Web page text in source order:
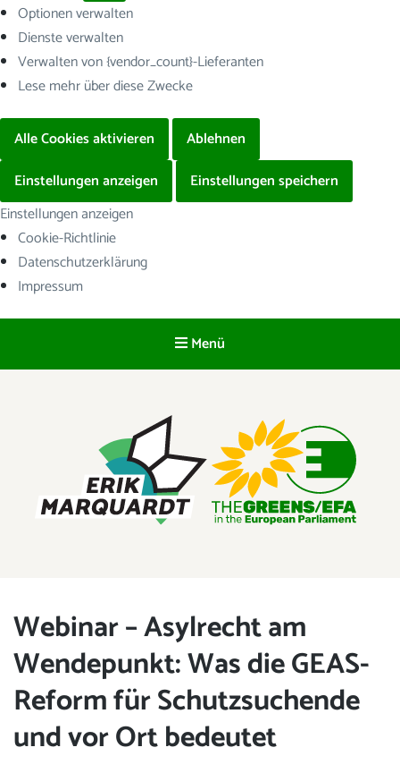
Optionen verwalten
Dienste verwalten
Verwalten von {vendor_count}-Lieferanten
Lese mehr über diese Zwecke
Alle Cookies aktivieren
Ablehnen
Einstellungen anzeigen
Einstellungen speichern
Einstellungen anzeigen
Cookie-Richtlinie
Datenschutzerklärung
Impressum
Menü
Webinar – Asylrecht am
Wendepunkt: Was die GEAS-
Reform für Schutzsuchende
und vor Ort bedeutet